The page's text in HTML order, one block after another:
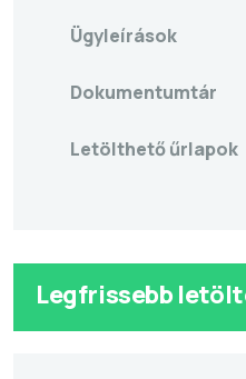
Ügyleírások
Dokumentumtár
Letölthető űrlapok
Legfrissebb